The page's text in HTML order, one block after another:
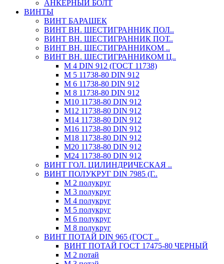
АНКЕРНЫЙ БОЛТ
ВИНТЫ
ВИНТ БАРАШЕК
ВИНТ ВН. ШЕСТИГРАННИК ПОЛ..
ВИНТ ВН. ШЕСТИГРАННИК ПОТ..
ВИНТ ВН. ШЕСТИГРАННИКОМ ..
ВИНТ ВН. ШЕСТИГРАННИКОМ Ц..
М 4 DIN 912 (ГОСТ 11738)
М 5 11738-80 DIN 912
М 6 11738-80 DIN 912
М 8 11738-80 DIN 912
М10 11738-80 DIN 912
М12 11738-80 DIN 912
М14 11738-80 DIN 912
М16 11738-80 DIN 912
М18 11738-80 DIN 912
М20 11738-80 DIN 912
М24 11738-80 DIN 912
ВИНТ ГОЛ. ЦИЛИНДРИЧЕСКАЯ ..
ВИНТ ПОЛУКРУГ DIN 7985 (Г..
М 2 полукруг
М 3 полукруг
М 4 полукруг
М 5 полукруг
М 6 полукруг
М 8 полукруг
ВИНТ ПОТАЙ DIN 965 (ГОСТ ..
ВИНТ ПОТАЙ ГОСТ 17475-80 ЧЕРНЫЙ
М 2 потай